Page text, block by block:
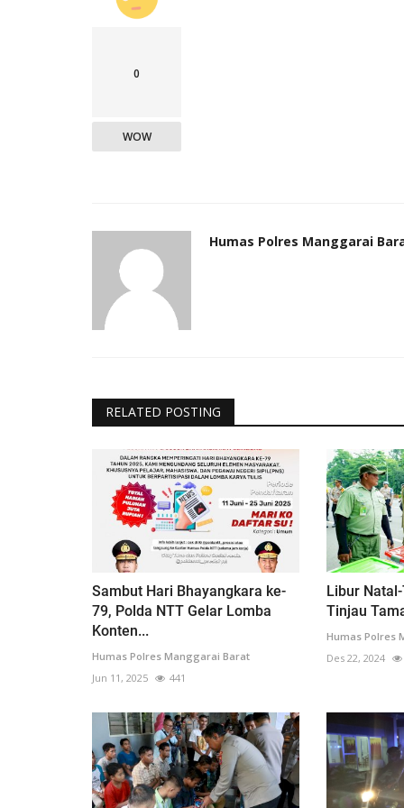
0
WOW
Humas Polres Manggarai
RELATED POSTING
Sambut Hari Bhayangkara ke-
79, Polda NTT Gelar Lomba
Konten...
Humas Polres Manggarai Barat
Jun 11, 2025
441
Libur
Tinjau
Humas Polres
Des 22, 2024